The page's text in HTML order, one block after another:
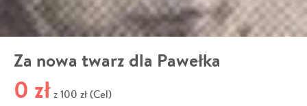
Za nowa twarz dla Pawełka
0 zł z 100 zł (Cel)